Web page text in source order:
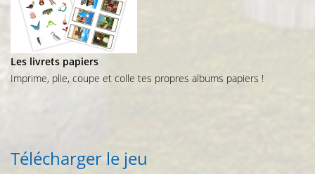
Les livrets papiers
Imprime, plie, coupe et colle tes propres albums papiers !
Télécharger le jeu